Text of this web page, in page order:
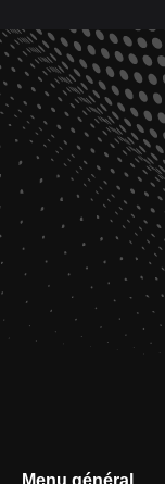
Menu général